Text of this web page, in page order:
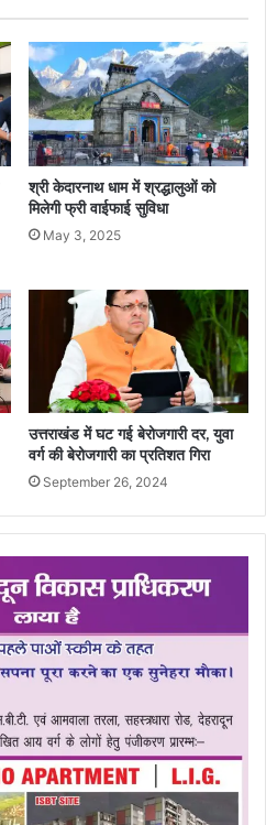
श्री केदारनाथ धाम में श्रद्धालुओं को
मिलेगी फ्री वाईफाई सुविधा
May 3, 2025
उत्तराखंड में घट गई बेरोजगारी दर, युवा
वर्ग की बेरोजगारी का प्रतिशत गिरा
September 26, 2024